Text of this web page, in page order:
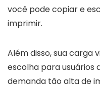
você pode copiar e
imprimir.
Além disso, sua carga
escolha para usuários
demanda tão alta de